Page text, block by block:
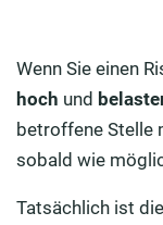
Wenn Sie einen
hoch und
betroffene Stelle
sobald wie
Tatsächlich ist